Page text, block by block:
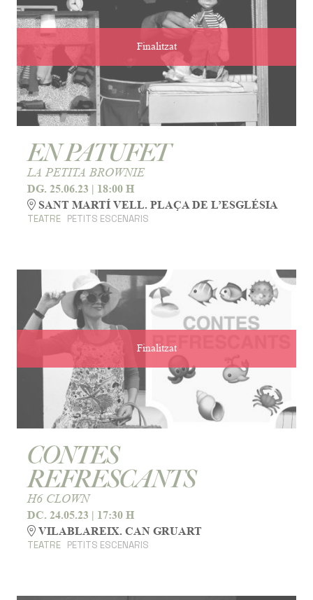
Finalitzat
EN PATUFET
LA PETITA BROWNIE
DG. 25.06.23 | 18:00 H
SANT MARTÍ VELL. PLAÇA DE L’ESGLÉSIA
TEATRE PETITS ESCENARIS
Finalitzat
CONTES
REFRESCANTS
H6 CLOWN
DC. 24.05.23 | 17:30 H
VILABLAREIX. CAN GRUART
TEATRE PETITS ESCENARIS